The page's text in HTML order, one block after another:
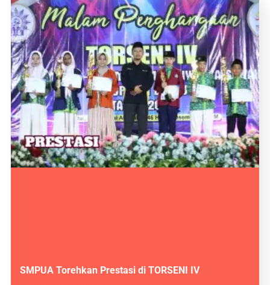
SMPUA Torehkan Prestasi di TORSENI IV